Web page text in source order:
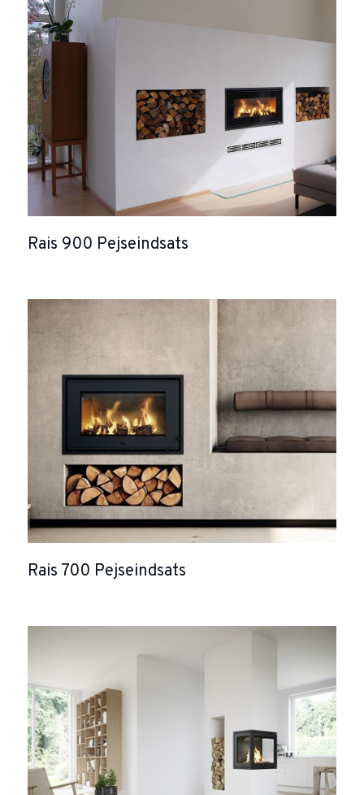
Rais 900 Pejseindsats
Rais 700 Pejseindsats